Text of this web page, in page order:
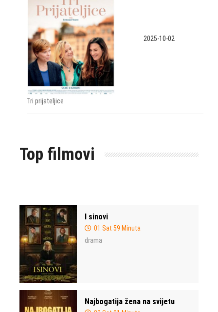
Tri prijateljice
2025-10-02
Top filmovi
I sinovi
01 Sat 59 Minuta
drama
Najbogatija žena na svijetu